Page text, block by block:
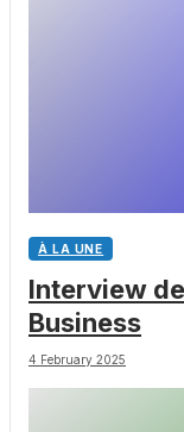
À LA UNE
Interview
Business
4 February 2025